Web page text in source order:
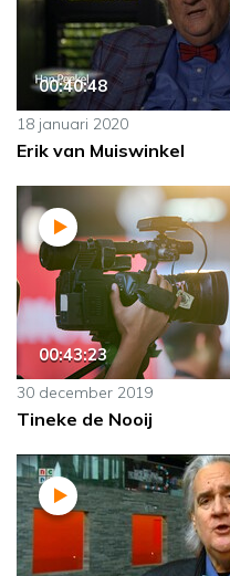
00:40:48
18 januari 2020
Erik van Muiswinkel
00:43:23
30 december 2019
Tineke de Nooij